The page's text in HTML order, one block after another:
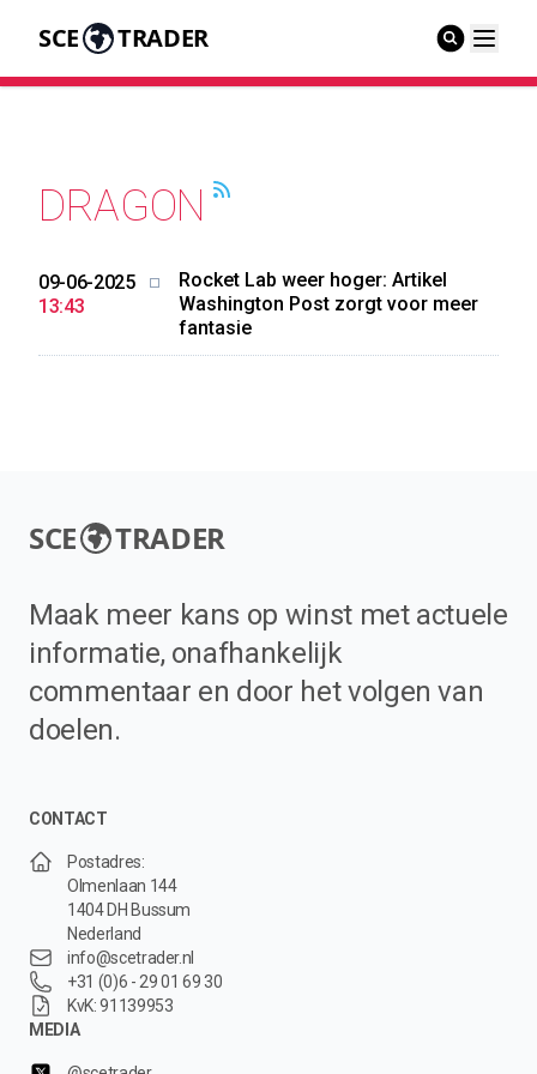
SCE TRADER
DRAGON
09-06-2025
13:43
Rocket Lab weer hoger: Artikel
Washington Post zorgt voor meer
fantasie
SCE TRADER
Maak meer kans op winst met actuele
informatie, onafhankelijk
commentaar en door het volgen van
doelen.
CONTACT
Postadres:
Olmenlaan 144
1404 DH Bussum
Nederland
info@scetrader.nl
+31 (0)6 - 29 01 69 30
KvK: 91139953
MEDIA